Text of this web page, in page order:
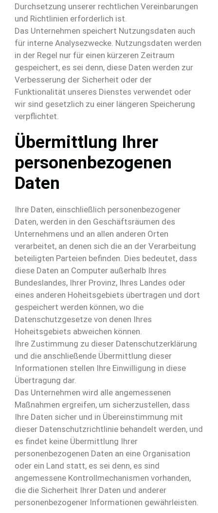
Durchsetzung unserer rechtlichen Vereinbarungen
und Richtlinien erforderlich ist.
Das Unternehmen speichert Nutzungsdaten auch
für interne Analysezwecke. Nutzungsdaten werden
in der Regel nur für einen kürzeren Zeitraum
gespeichert, es sei denn, diese Daten werden zur
Verbesserung der Sicherheit oder der
Funktionalität unseres Dienstes verwendet oder
wir sind gesetzlich zu einer längeren Speicherung
verpflichtet.
Übermittlung Ihrer
personenbezogenen
Daten
Ihre Daten, einschließlich personenbezogener
Daten, werden in den Geschäftsräumen des
Unternehmens und an allen anderen Orten
verarbeitet, an denen sich die an der Verarbeitung
beteiligten Parteien befinden. Dies bedeutet, dass
diese Daten an Computer außerhalb Ihres
Bundeslandes, Ihrer Provinz, Ihres Landes oder
eines anderen Hoheitsgebiets übertragen und dort
gespeichert werden können, wo die
Datenschutzgesetze von denen Ihres
Hoheitsgebiets abweichen können.
Ihre Zustimmung zu dieser Datenschutzerklärung
und die anschließende Übermittlung dieser
Informationen stellen Ihre Einwilligung in diese
Übertragung dar.
Das Unternehmen wird alle angemessenen
Maßnahmen ergreifen, um sicherzustellen, dass
Ihre Daten sicher und in Übereinstimmung mit
dieser Datenschutzrichtlinie behandelt werden, und
es findet keine Übermittlung Ihrer
personenbezogenen Daten an eine Organisation
oder ein Land statt, es sei denn, es sind
angemessene Kontrollmechanismen vorhanden,
die die Sicherheit Ihrer Daten und anderer
personenbezogener Informationen gewährleisten.